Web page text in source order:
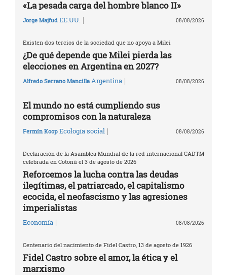
«La pesada carga del hombre blanco II»
Jorge Majfud EE.UU. | 08/08/2026
Existen dos tercios de la sociedad que no apoya a Milei
¿De qué depende que Milei pierda las
elecciones en Argentina en 2027?
Alfredo Serrano Mancilla Argentina | 08/08/2026
El mundo no está cumpliendo sus
compromisos con la naturaleza
Fermín Koop Ecología social | 08/08/2026
Declaración de la Asamblea Mundial de la red internacional CADTM
celebrada en Cotonú el 3 de agosto de 2026
Reforcemos la lucha contra las deudas
ilegítimas, el patriarcado, el capitalismo
ecocida, el neofascismo y las agresiones
imperialistas
Economía | 08/08/2026
Centenario del nacimiento de Fidel Castro, 13 de agosto de 1926
Fidel Castro sobre el amor, la ética y el
marxismo